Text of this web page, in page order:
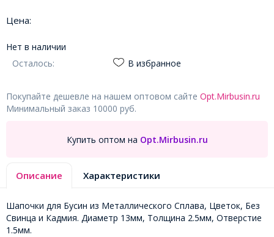
Цена:
Нет в наличии
Осталось:
В избранное
Покупайте дешевле на нашем оптовом сайте Opt.Mirbusin.ru
Минимальный заказ 10000 руб.
Купить оптом на Opt.Mirbusin.ru
Описание Характеристики
Шапочки для Бусин из Металлического Сплава, Цветок, Без
Свинца и Кадмия. Диаметр 13мм, Толщина 2.5мм, Отверстие
1.5мм.